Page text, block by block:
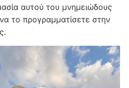
αυτού του μνημειώδους
το προγραμματίσετε στην